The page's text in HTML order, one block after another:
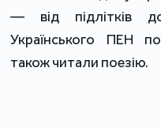
— від підлітків
Українського ПЕН
також читали поезію.